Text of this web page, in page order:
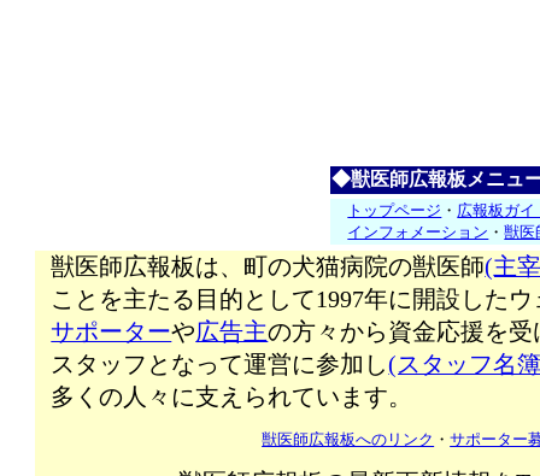
◆獣医師広報板メニュ
トップページ ・ 広報板ガイ
インフォメーション ・獣医
獣医師広報板は、町の犬猫病院の獣医師(主
ことを主たる目的として1997年に開設した
サポーターや広告主の方々から資金応援を受
スタッフとなって運営に参加し(スタッフ名
多くの人々に支えられています。
獣医師広報板へのリンク ・サポーター